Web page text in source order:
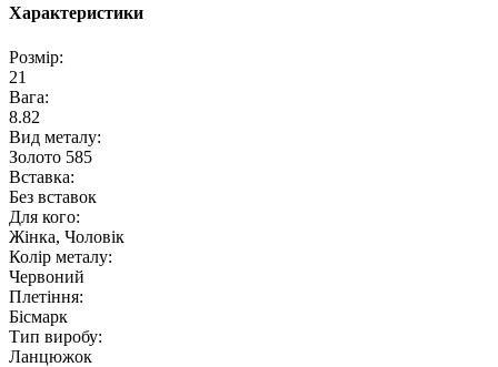
Характеристики
Розмір:
21
Вага:
8.82
Вид металу:
Золото 585
Вставка:
Без вставок
Для кого:
Жінка, Чоловік
Колір металу:
Червоний
Плетіння:
Бісмарк
Тип виробу:
Ланцюжок